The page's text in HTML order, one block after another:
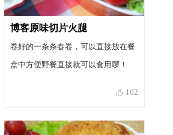
博客原味切片火腿
卷好的一条条春卷，可以直接放在餐
盒中方便野餐直接就可以食用啰！
102